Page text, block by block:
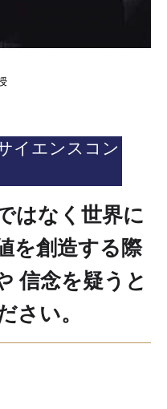
イエンスコン
はなく世界に
を創造する際
信念を疑うと
さい。